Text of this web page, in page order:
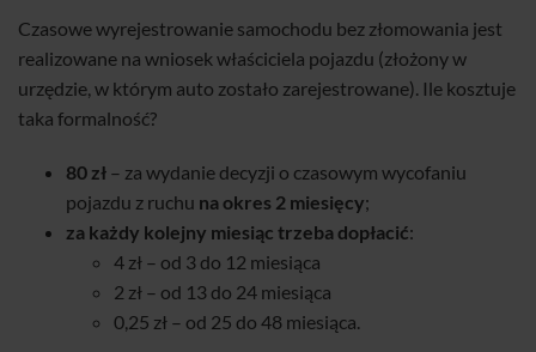
Czasowe wyrejestrowanie samochodu bez złomowania jest
realizowane na wniosek właściciela pojazdu (złożony w
urzędzie, w którym auto zostało zarejestrowane). Ile kosztuje
taka formalność?
80 zł – za wydanie decyzji o czasowym wycofaniu
pojazdu z ruchu na okres 2 miesięcy;
za każdy kolejny miesiąc trzeba dopłacić:
4 zł – od 3 do 12 miesiąca
2 zł – od 13 do 24 miesiąca
0,25 zł – od 25 do 48 miesiąca.